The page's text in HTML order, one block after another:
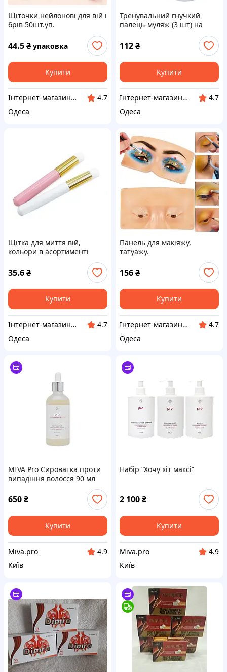
Щіточки нейлонові для вій і
брів 50шт.уп.
44.5₴ упаковка
Купити
Інтернет-магазин Million Nails
4.7
Одеса
Тренувальний гнучкий
палець-муляж (3 шт) на
підставці для манікюру +
типси (100 шт.)
112₴
Купити
Інтернет-магазин Million Nails
4.7
Одеса
Щітка для миття вій,
кольори в асортименті
35.6₴
Купити
Інтернет-магазин Million Nails
4.7
Одеса
Панель для макіяжу,
татуажу.
156₴
Купити
Інтернет-магазин Million Nails
4.7
Одеса
MIVA Pro Сироватка проти
випадіння волосся 90 мл
650₴
Купити
Miva.pro
4.9
Київ
Набір “Хочу хіт максі”
2 100₴
Купити
Miva.pro
4.9
Київ